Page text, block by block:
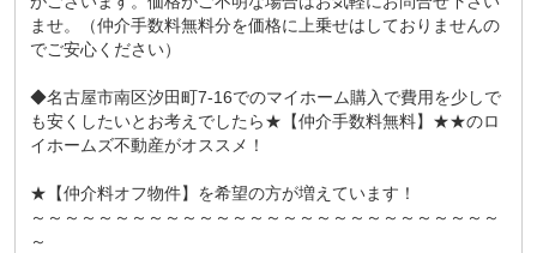
ませ。（仲介手数料無料分を価格に上乗せはしておりませんの
でご安心ください）
◆名古屋市南区汐田町7-16でのマイホーム購入で費用を少しで
も安くしたいとお考えでしたら★【仲介手数料無料】★★のロ
イホームズ不動産がオススメ！
★【仲介料オフ物件】を希望の方が増えています！
～～～～～～～～～～～～～～～～～～～～～～～～～～～～
～